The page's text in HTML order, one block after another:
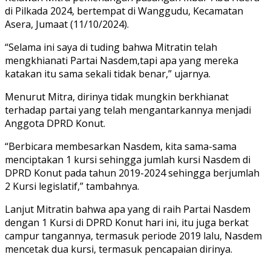
di Pilkada 2024, bertempat di Wanggudu, Kecamatan
Asera, Jumaat (11/10/2024).
“Selama ini saya di tuding bahwa Mitratin telah
mengkhianati Partai Nasdem,tapi apa yang mereka
katakan itu sama sekali tidak benar,” ujarnya.
Menurut Mitra, dirinya tidak mungkin berkhianat
terhadap partai yang telah mengantarkannya menjadi
Anggota DPRD Konut.
“Berbicara membesarkan Nasdem, kita sama-sama
menciptakan 1 kursi sehingga jumlah kursi Nasdem di
DPRD Konut pada tahun 2019-2024 sehingga berjumlah
2 Kursi legislatif,” tambahnya.
Lanjut Mitratin bahwa apa yang di raih Partai Nasdem
dengan 1 Kursi di DPRD Konut hari ini, itu juga berkat
campur tangannya, termasuk periode 2019 lalu, Nasdem
mencetak dua kursi, termasuk pencapaian dirinya.